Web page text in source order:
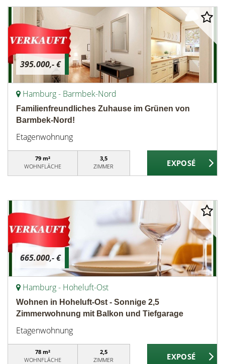
395.000,- €
Hamburg - Barmbek-Nord
Familienfreundliches Zuhause im Grünen von
Barmbek-Nord!
Etagenwohnung
79 m²
WOHNFLÄCHE
3,5
ZIMMER
665.000,- €
Hamburg - Hoheluft-Ost
Wohnen in Hoheluft-Ost - Sonnige 2,5
Zimmerwohnung mit Balkon und Tiefgarage
Etagenwohnung
78 m²
WOHNFLÄCHE
2,5
ZIMMER